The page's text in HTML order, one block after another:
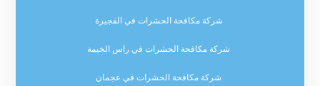
شركة مكافحة الحشرات في الفجيرة
شركة مكافحة الحشرات في راس الخيمة
شركة مكافحة الحشرات في عجمان